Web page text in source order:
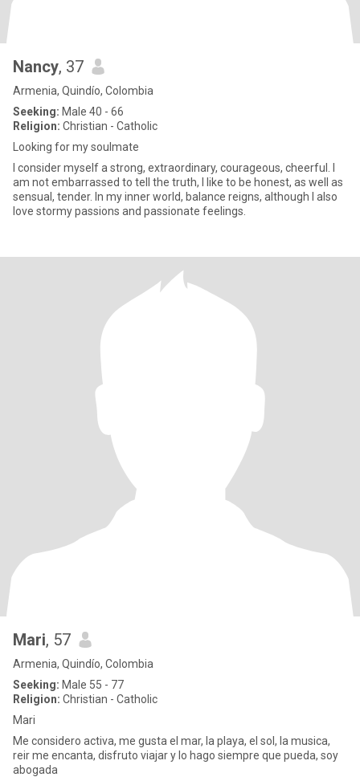
Nancy, 37
Armenia, Quindío, Colombia
Seeking: Male 40 - 66
Religion: Christian - Catholic
Looking for my soulmate
I consider myself a strong, extraordinary, courageous, cheerful. I
am not embarrassed to tell the truth, I like to be honest, as well as
sensual, tender. In my inner world, balance reigns, although I also
love stormy passions and passionate feelings.
Mari, 57
Armenia, Quindío, Colombia
Seeking: Male 55 - 77
Religion: Christian - Catholic
Mari
Me considero activa, me gusta el mar, la playa, el sol, la musica,
reir me encanta, disfruto viajar y lo hago siempre que pueda, soy
abogada